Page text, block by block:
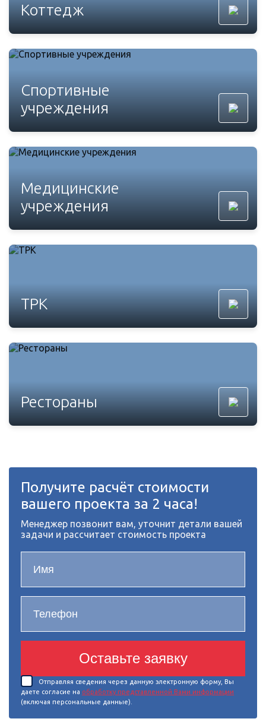
Коттедж
Спортивные
учреждения
Медицинские
учреждения
ТРК
Рестораны
Получите расчёт стоимости
вашего проекта за 2 часа!
Менеджер позвонит вам, уточнит детали вашей
задачи и рассчитает стоимость проекта
Оставьте заявку
Отправляя сведения через данную электронную форму, Вы
даете согласие на обработку представленной Вами информации
(включая персональные данные).